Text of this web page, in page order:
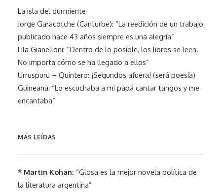
La isla del durmiente
Jorge Garacotche (Canturbe): “La reedición de un trabajo
publicado hace 43 años siempre es una alegría”
Lila Gianelloni: “Dentro de lo posible, los libros se leen.
No importa cómo se ha llegado a ellos”
Urruspuru – Quintero: ¡Segundos afuera! (será poesía)
Guineana: “Lo escuchaba a mi papá cantar tangos y me
encantaba”
MÁS LEÍDAS
* Martin Kohan: “Glosa es la mejor novela política de
la literatura argentina”